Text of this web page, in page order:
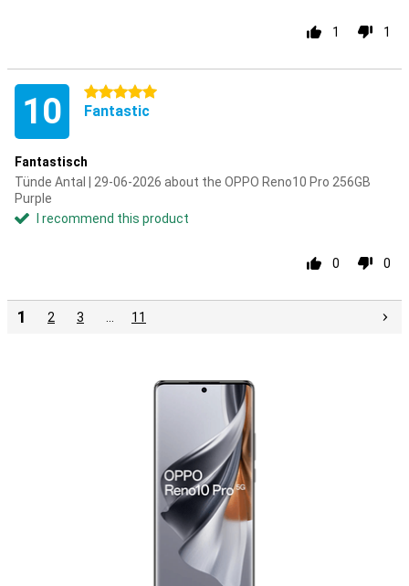
1 1
10 5 stars
Fantastic
Fantastisch
Tünde Antal | 29-06-2026 about the OPPO Reno10 Pro 256GB
Purple
I recommend this product
0 0
1 2 3 11